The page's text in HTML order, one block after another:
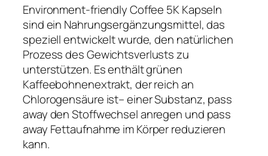
Environment-friendly Coffee 5K Kapseln
sind ein Nahrungsergänzungsmittel, das
speziell entwickelt wurde, den natürlichen
Prozess des Gewichtsverlusts zu
unterstützen. Es enthält grünen
Kaffeebohnenextrakt, der reich an
Chlorogensäure ist– einer Substanz, pass
away den Stoffwechsel anregen und pass
away Fettaufnahme im Körper reduzieren
kann.